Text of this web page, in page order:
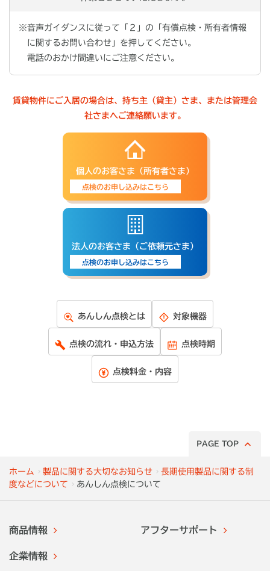
ホーム 製品に関する大切なお知らせ
長期使用製品に関する制
度などについて
あんしん点検について
※音声ガイダンスに従って「２」の「有償点検・所有者情報
に関するお問い合わせ」を押してください。
電話のおかけ間違いにご注意ください。
賃貸物件にご入居の場合は、持ち主（貸主）さま、または管理会
社さまへご連絡願います。
個人のお客さま（所有者さま）
点検のお申し込みはこちら
法人のお客さま（ご依頼元さま）
点検のお申し込みはこちら
あんしん点検とは 対象機器
点検の流れ・申込方法 点検時期
点検料金・内容
PAGE TOP
商品情報 アフターサポート
企業情報